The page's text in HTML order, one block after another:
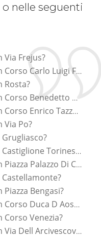
o nelle seguenti
Frejus?
Vendere o Affittare in Corso Carlo Luigi Farini?
Rosta?
Vendere o Affittare in Corso Benedetto Brin?
Vendere o Affittare in Corso Enrico Tazzoli?
Po?
Vendere o Affittare a Castiglione Torinese?
Vendere o Affittare in Piazza Palazzo Di Citta ?
Bengasi?
Vendere o Affittare in Corso Duca D Aosta?
Venezia?
Vendere o Affittare in Via Dell Arcivescovado?